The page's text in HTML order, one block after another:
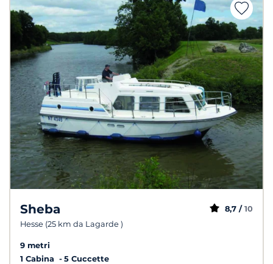
Sheba
Hesse (25 km da Lagarde )
8,7 / 10
9 metri
1 Cabina
5 Cuccette